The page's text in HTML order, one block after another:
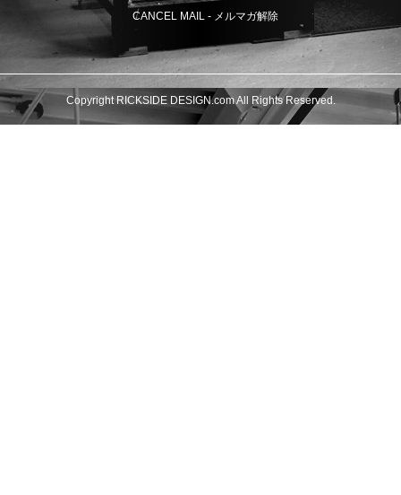
CANCEL MAIL - メルマガ解除
Copyright RICKSIDE DESIGN.com All Rights Reserved.